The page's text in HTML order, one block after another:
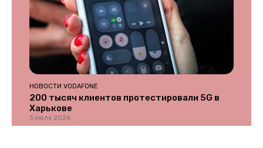
НОВОСТИ VODAFONE
200 тысяч клиентов протестировали 5G в
Харькове
3 июля 2026